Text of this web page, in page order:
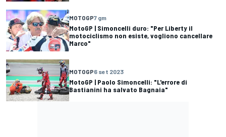
MOTOGP7 gm
MotoGP | Simoncelli duro: "Per Liberty il
motociclismo non esiste, vogliono cancellare
Marco"
MOTOGP6 set 2023
MotoGP | Paolo Simoncelli: "L'errore di
Bastianini ha salvato Bagnaia"